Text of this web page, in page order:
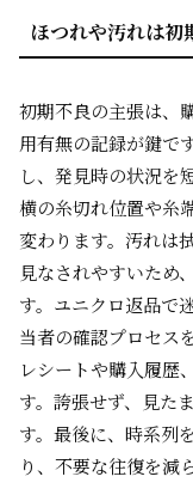
ほつれや汚れは初
初期不良の主張は、
用有無の記録が鍵で
し、発見時の状況を
横の糸切れ位置や糸
変わります。汚れは
見なされやすいため
す。ユニクロ返品で
当者の確認プロセス
レシートや購入履歴
す。誇張せず、見た
す。最後に、時系列
り、不要な往復を減